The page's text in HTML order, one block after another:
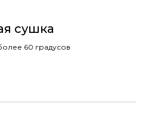
сушка
60 градусов